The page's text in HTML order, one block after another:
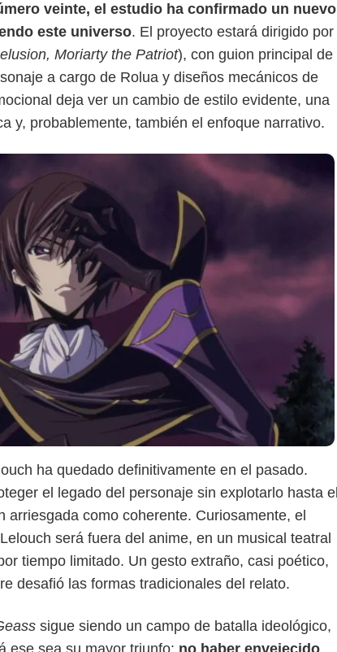
veinte, el estudio ha confirmado un nuevo
este universo. El proyecto estará dirigido por
Moriarty the Patriot), con guion principal de
a cargo de Rolua y diseños mecánicos de
deja ver un cambio de estilo evidente, una
y, probablemente, también el enfoque narrativo.
ha quedado definitivamente en el pasado.
el legado del personaje sin explotarlo hasta el
arriesgada como coherente. Curiosamente, el
será fuera del anime, en un musical teatral
tiempo limitado. Un gesto extraño, casi poético,
desafió las formas tradicionales del relato.
sigue siendo un campo de batalla ideológico,